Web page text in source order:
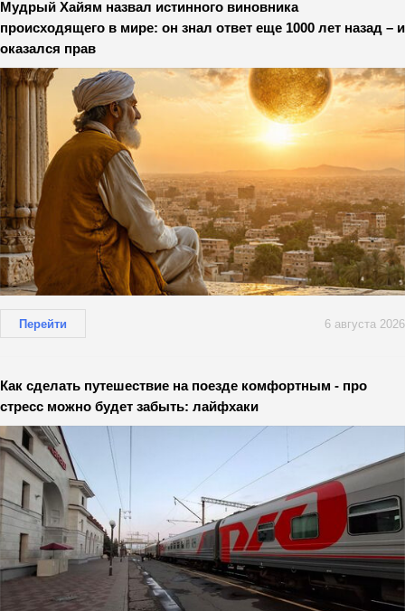
Мудрый Хайям назвал истинного виновника
происходящего в мире: он знал ответ еще 1000 лет назад – и
оказался прав
Перейти 6 августа 2026
Как сделать путешествие на поезде комфортным - про
стресс можно будет забыть: лайфхаки